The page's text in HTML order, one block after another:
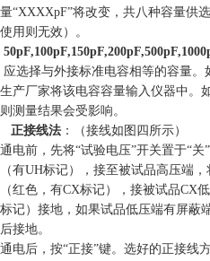
量“XXXXpF”将改变，共八种容量供
使用则无效）。
应选择与外接标准电容相等的容量
生产厂家将该电容容量输入仪器中。
则测量结果会受影响。
正接线法 ：（接线如图四所示）
通电前，先将“试验电压”开关置于“
（有UH标记），接至被试品高压端
（红色，有CX标记），接被试品CX
标记）接地，如果试品低压端有屏蔽
后接地。
通电后，按“正接”键。选好的正接线